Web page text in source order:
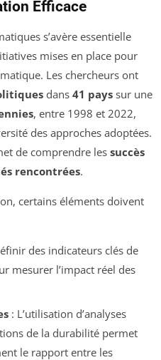
Efficace
s’avère essentielle
mises en place pour
Les chercheurs ont
dans 41 pays sur une
, entre 1998 et 2022,
des approches adoptées.
de comprendre les succès
rencontrées.
certains éléments doivent
des indicateurs clés de
mesurer l’impact réel des
: L’utilisation d’analyses
de la durabilité permet
le rapport entre les